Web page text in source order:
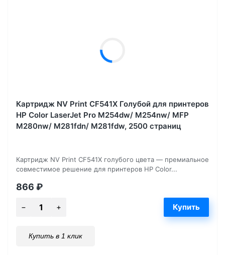
Картридж NV Print CF541X Голубой для принтеров
HP Color LaserJet Pro M254dw/ M254nw/ MFP
M280nw/ M281fdn/ M281fdw, 2500 страниц
Картридж NV Print CF541X голубого цвета — премиальное
совместимое решение для принтеров HP Color...
866 ₽
Купить в 1 клик